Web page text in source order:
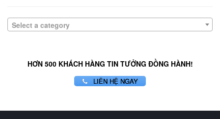
Select a category
HƠN 500 KHÁCH HÀNG TIN TƯỞNG ĐỒNG HÀNH!
LIÊN HỆ NGAY